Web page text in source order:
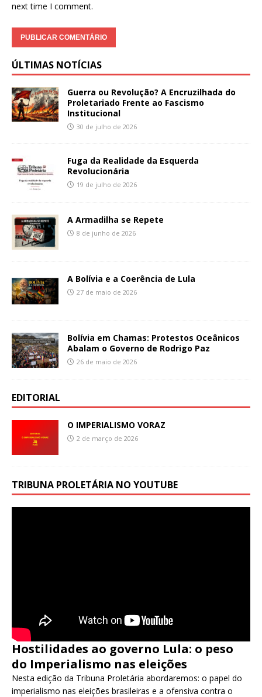
next time I comment.
ÚLTIMAS NOTÍCIAS
Guerra ou Revolução? A Encruzilhada do
Proletariado Frente ao Fascismo
Institucional
30 de julho de 2026
Fuga da Realidade da Esquerda
Revolucionária
19 de julho de 2026
A Armadilha se Repete
8 de junho de 2026
A Bolívia e a Coerência de Lula
27 de maio de 2026
Bolívia em Chamas: Protestos Oceânicos
Abalam o Governo de Rodrigo Paz
26 de maio de 2026
EDITORIAL
O IMPERIALISMO VORAZ
2 de março de 2026
TRIBUNA PROLETÁRIA NO YOUTUBE
Hostilidades ao governo Lula: o peso
do Imperialismo nas eleições
Nesta edição da Tribuna Proletária abordaremos: o papel do
imperialismo nas eleições brasileiras e a ofensiva contra o